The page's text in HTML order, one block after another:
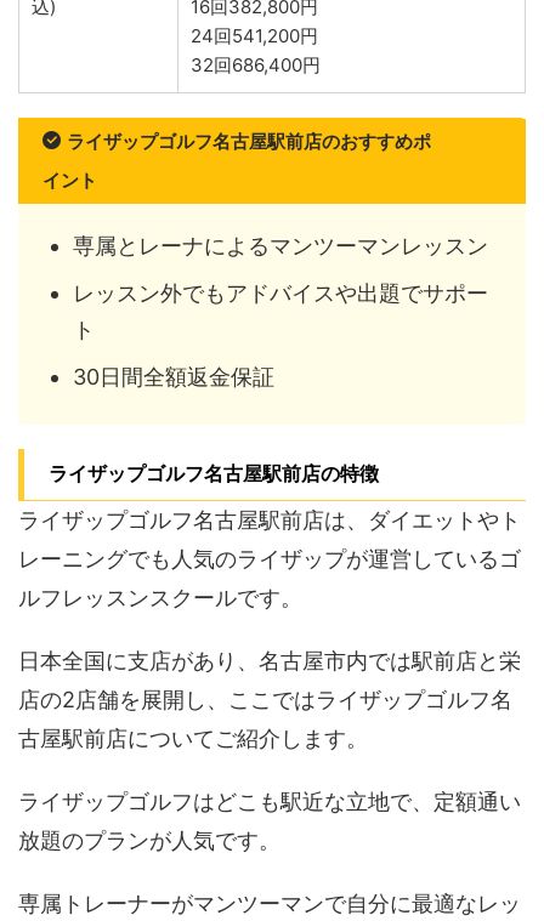
込)
16回382,800円
24回541,200円
32回686,400円
ライザップゴルフ名古屋駅前店のおすすめポ
イント
専属とレーナによるマンツーマンレッスン
レッスン外でもアドバイスや出題でサポー
ト
30日間全額返金保証
ライザップゴルフ名古屋駅前店の特徴
ライザップゴルフ名古屋駅前店は、ダイエットやト
レーニングでも人気のライザップが運営しているゴ
ルフレッスンスクールです。
日本全国に支店があり、名古屋市内では駅前店と栄
店の2店舗を展開し、ここではライザップゴルフ名
古屋駅前店についてご紹介します。
ライザップゴルフはどこも駅近な立地で、定額通い
放題のプランが人気です。
専属トレーナーがマンツーマンで自分に最適なレッ